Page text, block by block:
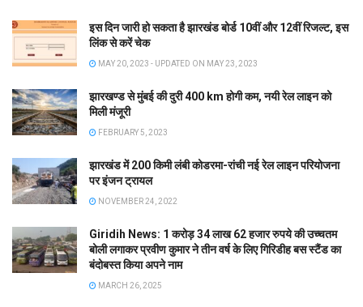
इस दिन जारी हो सकता है झारखंड बोर्ड 10वीं और 12वीं रिजल्ट, इस
लिंक से करें चेक
MAY 20, 2023 - UPDATED ON MAY 23, 2023
झारखण्ड से मुंबई की दुरी 400 km होगी कम, नयी रेल लाइन को
मिली मंजूरी
FEBRUARY 5, 2023
झारखंड में 200 किमी लंबी कोडरमा-रांची नई रेल लाइन परियोजना
पर इंजन ट्रायल
NOVEMBER 24, 2022
Giridih News: 1 करोड़ 34 लाख 62 हजार रुपये की उच्चतम
बोली लगाकर प्रवीण कुमार ने तीन वर्ष के लिए गिरिडीह बस स्टैंड का
बंदोबस्त किया अपने नाम
MARCH 26, 2025